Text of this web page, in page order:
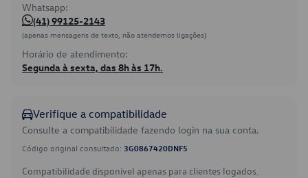
Whatsapp:
(41) 99125-2143
(apenas mensagens de texto, não atendemos ligações)
Horário de atendimento:
Segunda à sexta, das 8h às 17h.
Verifique a compatibilidade
Consulte a compatibilidade fazendo login na sua conta.
Código original consultado: 3G0867420DNF5
Compatibilidade disponível apenas para clientes logados.